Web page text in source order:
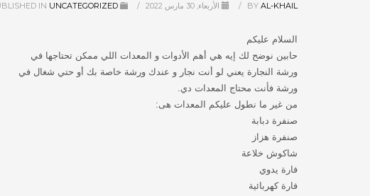
BY AL-KHAIL
/ الأربعاء, 30 مارس 2022 /
UNCATEGORIZED
السلام عليكم
حابين نوضح لك إيه هي أهم الأدوات و المعدات اللي ممكن تحتاجها في
ورشة النجارة يعني لو أنت نجار و عندك ورشة خاصة بك أو حتي شغال في
ورشة فأنت محتاج المعدات دي.
من غير ما نطول عليكم المعدات هى:
صنفرة دبابة
صنفرة هزاز
شاكوش خلاعة
فارة يدوي
فارة كهربائية